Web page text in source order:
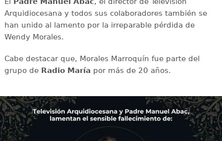
Arquidiocesana y todos sus colaboradores también se
han unido al lamento por la irreparable pérdida de
Wendy Morales.
Cabe destacar que, Morales Marroquín fue parte del
grupo de Radio María por más de 20 años.